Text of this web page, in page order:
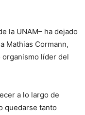
la UNAM– ha dejado
Mathias Cormann,
líder del
a lo largo de
quedarse tanto